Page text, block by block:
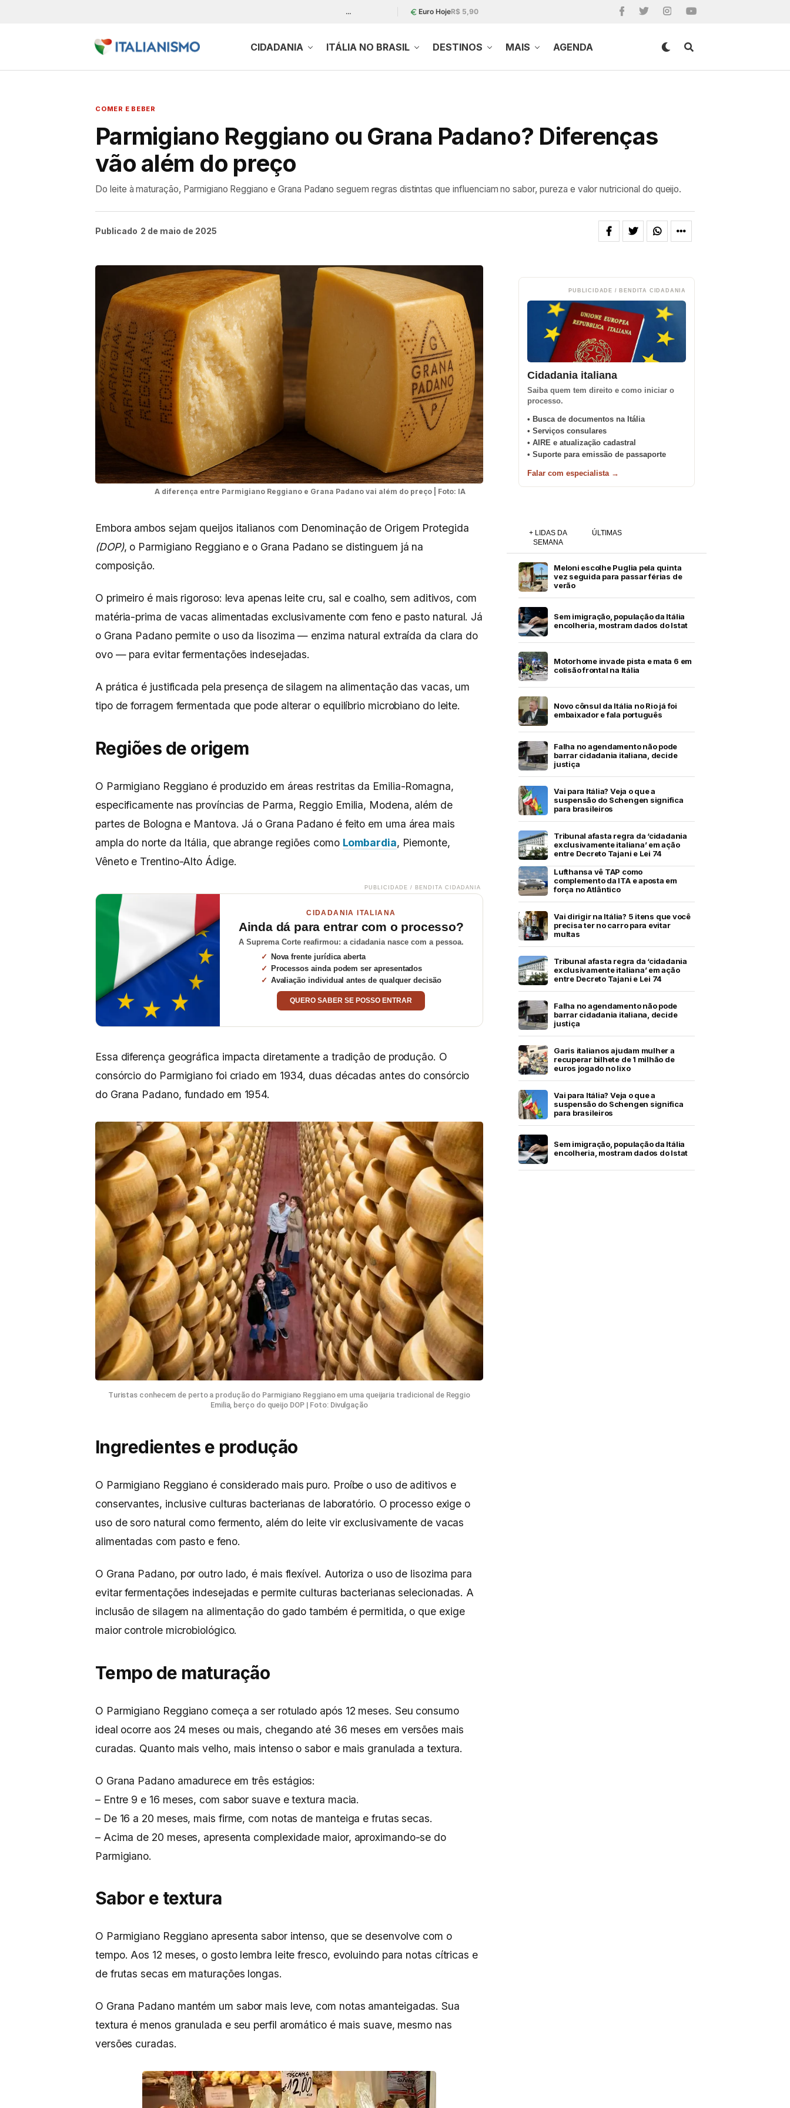
… Euro HojeR$ 5,90
CIDADANIA ITÁLIA NO BRASIL DESTINOS MAIS AGENDA
COMER E BEBER
Parmigiano Reggiano ou Grana Padano? Diferenças
vão além do preço
Do leite à maturação, Parmigiano Reggiano e Grana Padano seguem regras distintas que influenciam no sabor, pureza e valor nutricional do queijo.
Publicado 2 de maio de 2025
A diferença entre Parmigiano Reggiano e Grana Padano vai além do preço | Foto: IA
Embora ambos sejam queijos italianos com Denominação de Origem Protegida
(DOP), o Parmigiano Reggiano e o Grana Padano se distinguem já na
composição.
O primeiro é mais rigoroso: leva apenas leite cru, sal e coalho, sem aditivos, com
matéria-prima de vacas alimentadas exclusivamente com feno e pasto natural. Já
o Grana Padano permite o uso da lisozima — enzima natural extraída da clara do
ovo — para evitar fermentações indesejadas.
A prática é justificada pela presença de silagem na alimentação das vacas, um
tipo de forragem fermentada que pode alterar o equilíbrio microbiano do leite.
Regiões de origem
O Parmigiano Reggiano é produzido em áreas restritas da Emilia-Romagna,
especificamente nas províncias de Parma, Reggio Emilia, Modena, além de
partes de Bologna e Mantova. Já o Grana Padano é feito em uma área mais
ampla do norte da Itália, que abrange regiões como Lombardia, Piemonte,
Vêneto e Trentino-Alto Ádige.
PUBLICIDADE / BENDITA CIDADANIA
CIDADANIA ITALIANA
Ainda dá para entrar com o processo?
A Suprema Corte reafirmou: a cidadania nasce com a pessoa.
Nova frente jurídica aberta
Processos ainda podem ser apresentados
Avaliação individual antes de qualquer decisão
QUERO SABER SE POSSO ENTRAR
Essa diferença geográfica impacta diretamente a tradição de produção. O
consórcio do Parmigiano foi criado em 1934, duas décadas antes do consórcio
do Grana Padano, fundado em 1954.
Turistas conhecem de perto a produção do Parmigiano Reggiano em uma queijaria tradicional de Reggio
Emilia, berço do queijo DOP | Foto: Divulgação
Ingredientes e produção
O Parmigiano Reggiano é considerado mais puro. Proíbe o uso de aditivos e
conservantes, inclusive culturas bacterianas de laboratório. O processo exige o
uso de soro natural como fermento, além do leite vir exclusivamente de vacas
alimentadas com pasto e feno.
O Grana Padano, por outro lado, é mais flexível. Autoriza o uso de lisozima para
evitar fermentações indesejadas e permite culturas bacterianas selecionadas. A
inclusão de silagem na alimentação do gado também é permitida, o que exige
maior controle microbiológico.
Tempo de maturação
O Parmigiano Reggiano começa a ser rotulado após 12 meses. Seu consumo
ideal ocorre aos 24 meses ou mais, chegando até 36 meses em versões mais
curadas. Quanto mais velho, mais intenso o sabor e mais granulada a textura.
O Grana Padano amadurece em três estágios:
– Entre 9 e 16 meses, com sabor suave e textura macia.
– De 16 a 20 meses, mais firme, com notas de manteiga e frutas secas.
– Acima de 20 meses, apresenta complexidade maior, aproximando-se do
Parmigiano.
Sabor e textura
O Parmigiano Reggiano apresenta sabor intenso, que se desenvolve com o
tempo. Aos 12 meses, o gosto lembra leite fresco, evoluindo para notas cítricas e
de frutas secas em maturações longas.
O Grana Padano mantém um sabor mais leve, com notas amanteigadas. Sua
textura é menos granulada e seu perfil aromático é mais suave, mesmo nas
versões curadas.
PUBLICIDADE / BENDITA CIDADANIA
Cidadania italiana
Saiba quem tem direito e como iniciar o
processo.
• Busca de documentos na Itália
• Serviços consulares
• AIRE e atualização cadastral
• Suporte para emissão de passaporte
Falar com especialista →
+ LIDAS DA
SEMANA
ÚLTIMAS
Meloni escolhe Puglia pela quinta
vez seguida para passar férias de
verão
Sem imigração, população da Itália
encolheria, mostram dados do Istat
Motorhome invade pista e mata 6 em
colisão frontal na Itália
Novo cônsul da Itália no Rio já foi
embaixador e fala português
Falha no agendamento não pode
barrar cidadania italiana, decide
justiça
Vai para Itália? Veja o que a
suspensão do Schengen significa
para brasileiros
Tribunal afasta regra da ‘cidadania
exclusivamente italiana’ em ação
entre Decreto Tajani e Lei 74
Lufthansa vê TAP como
complemento da ITA e aposta em
força no Atlântico
Vai dirigir na Itália? 5 itens que você
precisa ter no carro para evitar
multas
Tribunal afasta regra da ‘cidadania
exclusivamente italiana’ em ação
entre Decreto Tajani e Lei 74
Falha no agendamento não pode
barrar cidadania italiana, decide
justiça
Garis italianos ajudam mulher a
recuperar bilhete de 1 milhão de
euros jogado no lixo
Vai para Itália? Veja o que a
suspensão do Schengen significa
para brasileiros
Sem imigração, população da Itália
encolheria, mostram dados do Istat